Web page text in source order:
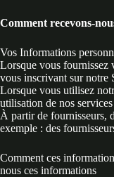
Comment recevons-
Vos Informations
Lorsque vous fournissez
vous inscrivant sur notre
Lorsque vous utilisez
utilisation de nos services
À partir de fournisseurs,
exemple : des
Comment ces
nous ces informations